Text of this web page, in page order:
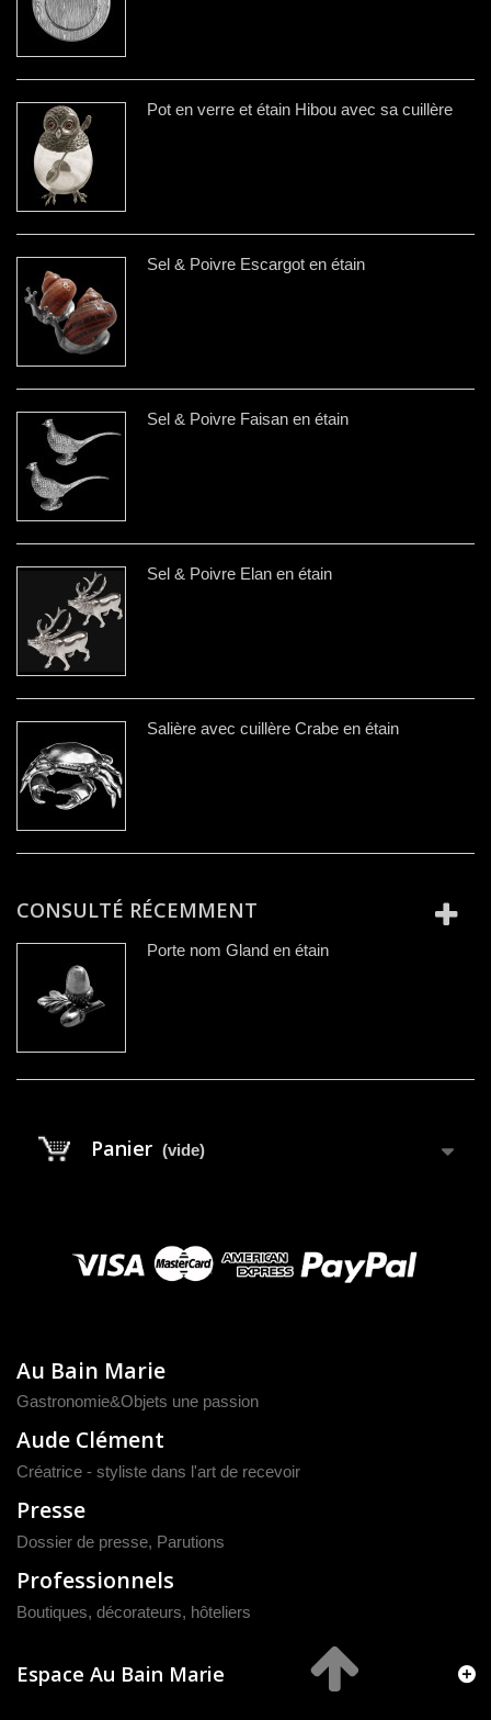
Pot en verre et étain Hibou avec sa cuillère
Sel & Poivre Escargot en étain
Sel & Poivre Faisan en étain
Sel & Poivre Elan en étain
Salière avec cuillère Crabe en étain
CONSULTÉ RÉCEMMENT
Porte nom Gland en étain
Panier (vide)
Au Bain Marie
Gastronomie&Objets une passion
Aude Clément
Créatrice - styliste dans l'art de recevoir
Presse
Dossier de presse, Parutions
Professionnels
Boutiques, décorateurs, hôteliers
Espace Au Bain Marie